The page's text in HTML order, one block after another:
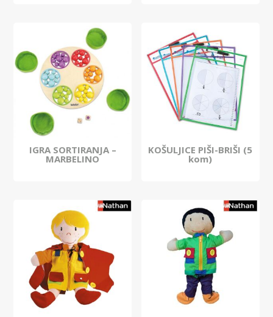
IGRA SORTIRANJA –
MARBELINO
KOŠULJICE PIŠI-BRIŠI (5
kom)